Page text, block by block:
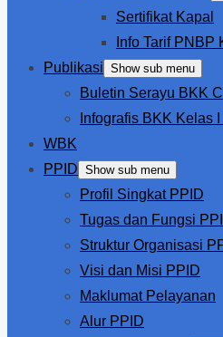
Sertifikat Kapal
Info Tarif PNBP
Publikasi Show sub menu
Buletin Serayu BKK
Infografis BKK Kelas
WBK
PPID Show sub menu
Profil Singkat PPID
Tugas dan Fungsi
Struktur Organisasi
Visi dan Misi PPID
Maklumat Pelayanan
Alur PPID